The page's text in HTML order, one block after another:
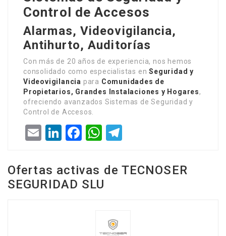
Control de Accesos
Alarmas, Videovigilancia,
Antihurto,Auditorías
Con más de 20 años de experiencia, nos hemos
consolidado como especialistas enSeguridad y
Videovigilancia para Comunidades de
Propietarios, Grandes Instalaciones y Hogares,
ofreciendo avanzados Sistemas de Seguridad y
Control de Accesos.
EmailLinkedIn
Facebook
WhatsApp
Ofertas activas de TECNOSER
SEGURIDAD SLU